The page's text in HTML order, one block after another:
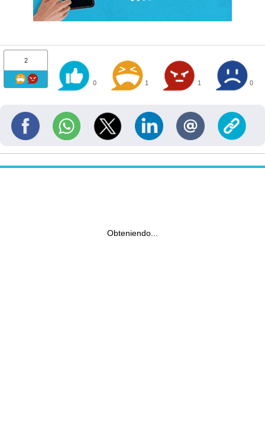
2
0 1 1 0
Obteniendo...